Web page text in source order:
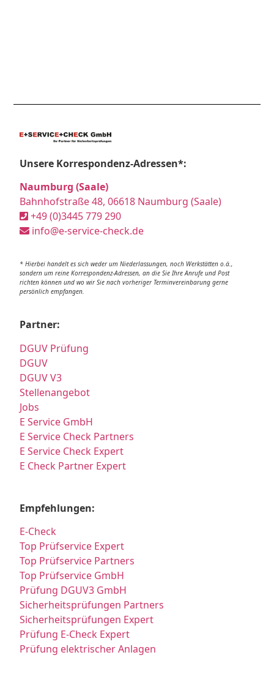
Unsere Korrespondenz-Adressen*:
Naumburg (Saale)
Bahnhofstraße 48, 06618 Naumburg (Saale)
+49 (0)3445 779 290
info@e-service-check.de
* Hierbei handelt es sich weder um Niederlassungen, noch Werkstätten o.ä.,
sondern um reine Korrespondenz-Adressen, an die Sie Ihre Anrufe und Post
richten können und wo wir Sie nach vorheriger Terminvereinbarung gerne
persönlich empfangen.
Partner:
DGUV Prüfung
DGUV
DGUV V3
Stellenangebot
Jobs
E Service GmbH
E Service Check Partners
E Service Check Expert
E Check Partner Expert
Empfehlungen:
E-Check
Top Prüfservice Expert
Top Prüfservice Partners
Top Prüfservice GmbH
Prüfung DGUV3 GmbH
Sicherheitsprüfungen Partners
Sicherheitsprüfungen Expert
Prüfung E-Check Expert
Prüfung elektrischer Anlagen